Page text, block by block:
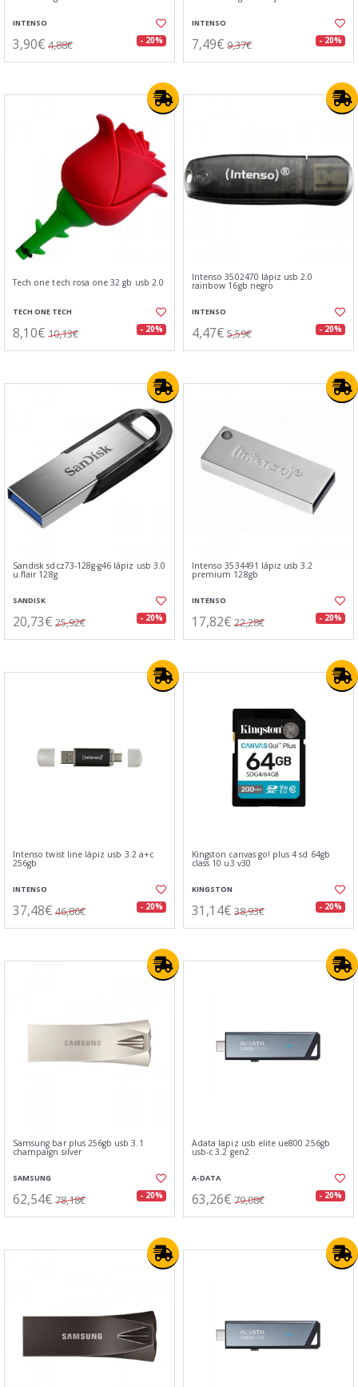
INTENSO
3,90€ 4,88€ - 20%
INTENSO
7,49€ 9,37€ - 20%
Tech one tech rosa one 32 gb usb 2.0
TECH ONE TECH
8,10€ 10,13€ - 20%
Intenso 3502470 lápiz usb 2.0
rainbow 16gb negro
INTENSO
4,47€ 5,59€ - 20%
Sandisk sdcz73-128g-g46 lápiz usb 3.0
u.flair 128g
SANDISK
20,73€ 25,92€ - 20%
Intenso 3534491 lápiz usb 3.2
premium 128gb
INTENSO
17,82€ 22,28€ - 20%
Intenso twist line lápiz usb 3.2 a+c
256gb
INTENSO
37,48€ 46,86€ - 20%
Kingston canvas go! plus 4 sd 64gb
class 10 u3 v30
KINGSTON
31,14€ 38,93€ - 20%
Samsung bar plus 256gb usb 3.1
champaign silver
SAMSUNG
62,54€ 78,18€ - 20%
Adata lapiz usb elite ue800 256gb
usb-c 3.2 gen2
A-DATA
63,26€ 79,08€ - 20%